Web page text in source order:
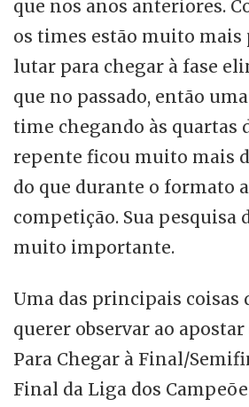
que nos anos anteriores.
os times estão muito mais
lutar para chegar à fase
que no passado, então
time chegando às quartas
repente ficou muito mais
do que durante o formato
competição. Sua pesquisa
muito importante.
Uma das principais coisas
querer observar ao
Para Chegar à Final/
Final da Liga dos